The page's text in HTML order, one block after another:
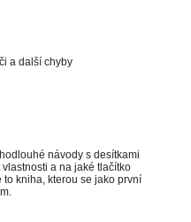
a další chyby
návody s desítkami
a na jaké tlačítko
kniha, kterou se jako první